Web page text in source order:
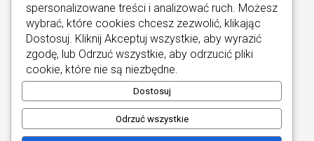
Informacje / Kontakt/Informacje o Cookies
Najlepsze Hotele Wellness
Copyright © 2026
spersonalizowane treści i analizować ruch. Możesz
wybrać, które cookies chcesz zezwolić, klikając
Dostosuj . Kliknij Akceptuj wszystkie, aby wyrazić
zgodę, lub Odrzuć wszystkie, aby odrzucić pliki
cookie, które nie są niezbędne.
Dostosuj
Odrzuć wszystkie